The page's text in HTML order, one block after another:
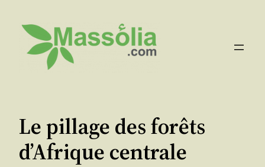
contenu
Le pillage des forêts
d’Afrique centrale